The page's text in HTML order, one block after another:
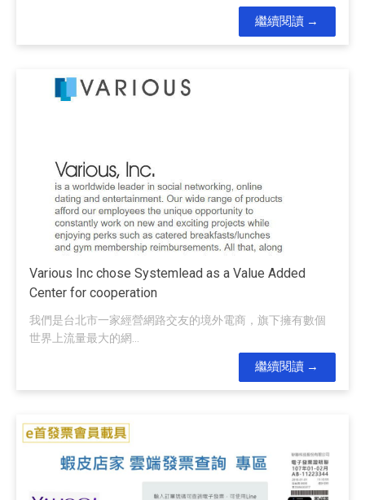
繼續閱讀
Various Inc chose Systemlead as a Value Added
Center for cooperation
我們是台北市一家經營網路交友的境外電商，旗下擁有數個
世界上流量最大的網...
繼續閱讀